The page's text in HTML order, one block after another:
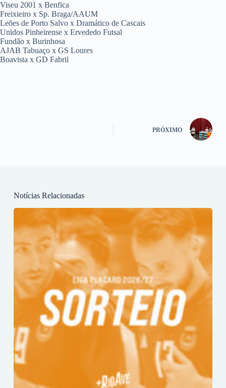
Viseu 2001 x Benfica
Freixieiro x Sp. Braga/AAUM
Leões de Porto Salvo x Dramático de Cascais
Unidos Pinheirense x Ervededo Futsal
Fundão x Burinhosa
AJAB Tabuaço x GS Loures
Boavista x GD Fabril
PRÓXIMO
Notícias Relacionadas